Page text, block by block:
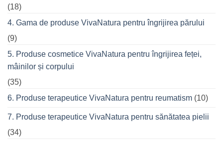
(18)
4. Gama de produse VivaNatura pentru îngrijirea părului
(9)
5. Produse cosmetice VivaNatura pentru îngrijirea feței,
mâinilor și corpului
(35)
6. Produse terapeutice VivaNatura pentru reumatism (10)
7. Produse terapeutice VivaNatura pentru sănătatea pielii
(34)